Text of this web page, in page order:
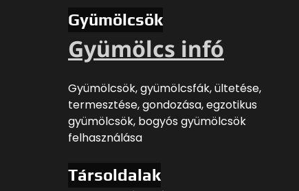
Gyümölcsök
Gyümölcs infó
Gyümölcsök, gyümölcsfák, ültetése,
termesztése, gondozása, egzotikus
gyümölcsök, bogyós gyümölcsök
felhasználása
Társoldalak